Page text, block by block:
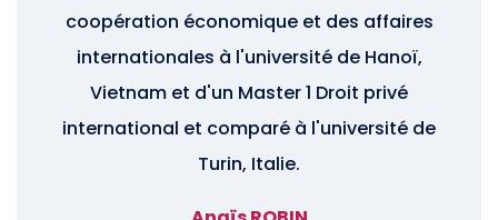
coopération économique et des affaires
internationales à l'université de Hanoï,
Vietnam et d'un Master 1 Droit privé
international et comparé à l'université de
Turin, Italie.